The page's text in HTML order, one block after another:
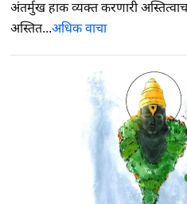
अंतर्मुख हाक व्यक्त करणारी
अस्तित...अधिक वाचा